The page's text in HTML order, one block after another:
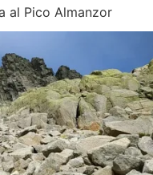
al Pico Almanzor